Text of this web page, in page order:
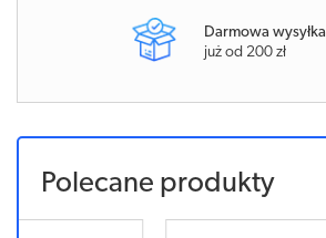
Darmowa wysyłka
już od 200 zł
Polecane produkty